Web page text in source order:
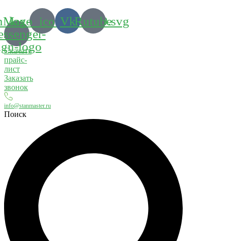
Max-
logo
VkRutube
Скачать
прайс-
лист
Заказать
звонок
info@stanmaster.ru
Поиск